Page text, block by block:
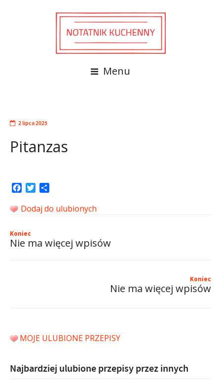
Menu
2 lipca 2025
Pitanzas
Facebook
Twitter
Dodaj do ulubionych
Koniec
Nie ma więcej wpisów
Koniec
Nie ma więcej wpisów
MOJE ULUBIONE PRZEPISY
Najbardziej ulubione przepisy przez innych